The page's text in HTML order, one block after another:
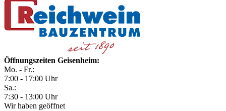
Öffnungszeiten Geisenheim:
Mo. - Fr.:
7:00 - 17:00 Uhr
Sa.:
7:30 - 13:00 Uhr
Wir haben geöffnet